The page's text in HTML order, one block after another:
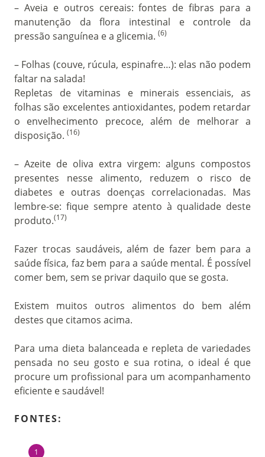
– Aveia e outros cereais: fontes de fibras para a
manutenção da flora intestinal e controle da
pressão sanguínea e a glicemia. (6)
– Folhas (couve, rúcula, espinafre…): elas não podem
faltar na salada!
Repletas de vitaminas e minerais essenciais, as
folhas são excelentes antioxidantes, podem retardar
o envelhecimento precoce, além de melhorar a
disposição. (16)
– Azeite de oliva extra virgem: alguns compostos
presentes nesse alimento, reduzem o risco de
diabetes e outras doenças correlacionadas. Mas
lembre-se: fique sempre atento à qualidade deste
produto.(17)
Fazer trocas saudáveis, além de fazer bem para a
saúde física, faz bem para a saúde mental. É possível
comer bem, sem se privar daquilo que se gosta.
Existem muitos outros alimentos do bem além
destes que citamos acima.
Para uma dieta balanceada e repleta de variedades
pensada no seu gosto e sua rotina, o ideal é que
procure um profissional para um acompanhamento
eficiente e saudável!
FONTES: